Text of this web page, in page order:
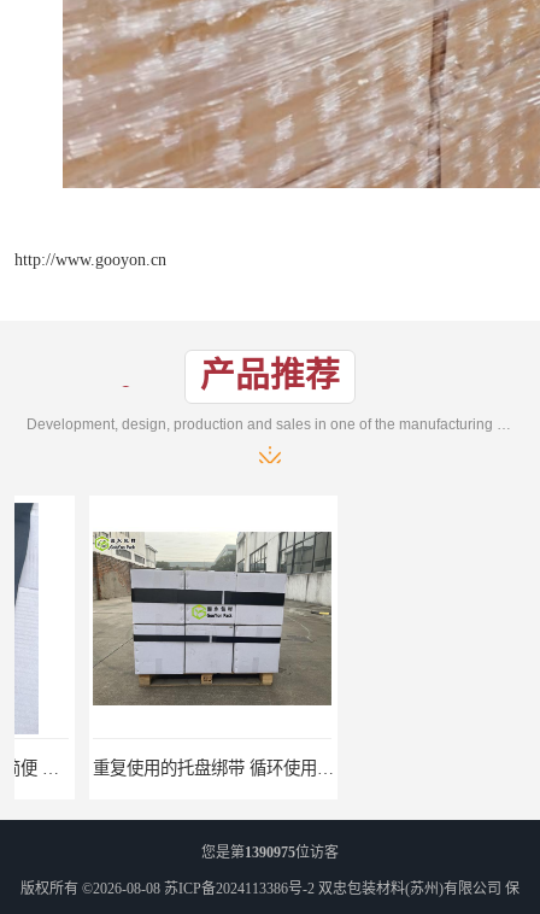
http://www.gooyon.cn
产品推荐
Development, design, production and sales in one of the manufacturing enterprises
重复使用的托盘绑带 循环使用 固永包材
您是第1390975位访客
版权所有 ©2026-08-08 苏ICP备2024113386号-2 双忠包装材料(苏州)有限公司 保